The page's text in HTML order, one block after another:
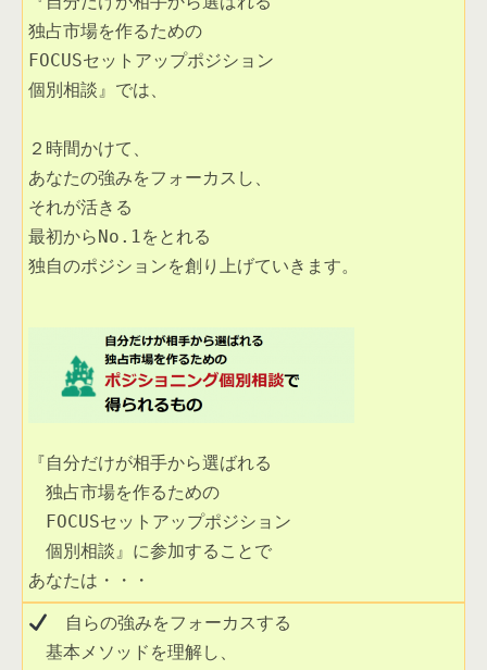
独占市場を作るための
FOCUSセットアップポジション
個別相談』では、
２時間かけて、
あなたの強みをフォーカスし、
それが活きる
最初からNo.1をとれる
独自のポジションを創り上げていきます。
『自分だけが相手から選ばれる
独占市場を作るための
FOCUSセットアップポジション
個別相談』に参加することで
あなたは・・・
自らの強みをフォーカスする
基本メソッドを理解し、